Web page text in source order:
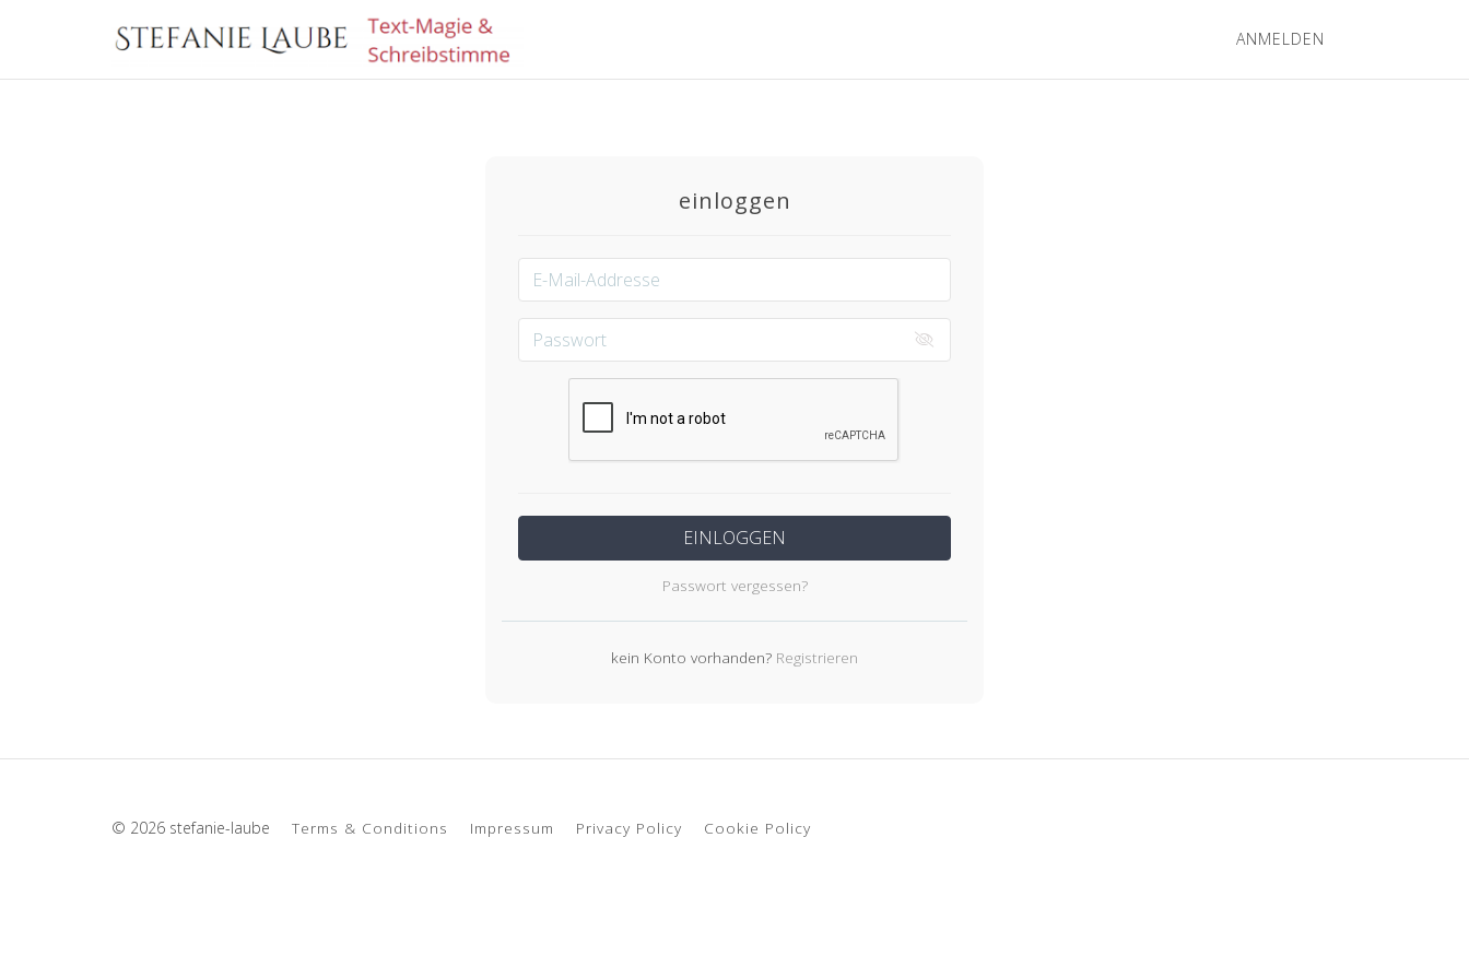
ANMELDEN
einloggen
EINLOGGEN
Passwort vergessen?
kein Konto vorhanden? Registrieren
© 2026 stefanie-laube Terms & Conditions Impressum Privacy Policy Cookie Policy